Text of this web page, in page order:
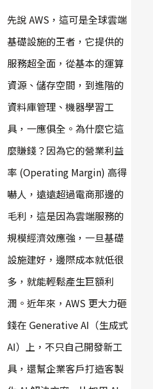
先說 AWS，這可是全球雲端
基礎設施的王者，它提供的
服務超全面，從基本的運算
資源、儲存空間，到進階的
資料庫管理、機器學習工
具，一應俱全。為什麼它這
麼賺錢？因為它的營業利益
率 (Operating Margin) 高得
嚇人，遠遠超過電商那邊的
毛利，這是因為雲端服務的
規模經濟效應強，一旦基礎
設施建好，邊際成本就低很
多，就能輕鬆產生巨額利
潤。近年來，AWS 更大力砸
錢在 Generative AI（生成式
AI）上，不只自己開發新工
具，還幫企業客戶打造客製